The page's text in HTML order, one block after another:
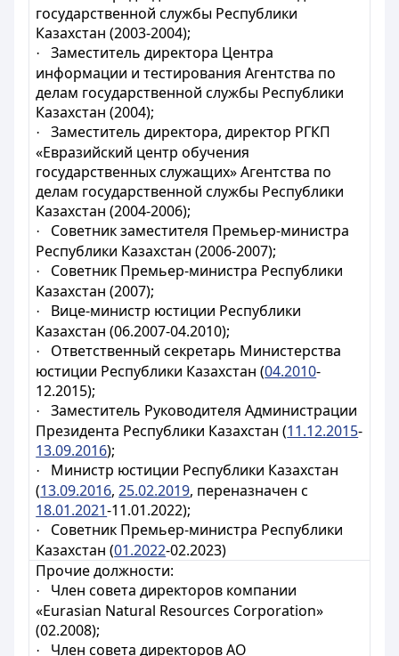
государственной службы Республики
Казахстан (2003-2004);
·
Заместитель директора Центра
информации и тестированияАгентства по
делам государственной службы Республики
Казахстан (2004);
·
Заместитель директора, директор РГКП
«Евразийский центр обучения
государственных служащих»Агентства по
делам государственной службы Республики
Казахстан (2004-2006);
·
Советник заместителя Премьер-министра
Республики Казахстан(2006-2007);
·
Советник Премьер-министра Республики
Казахстан (2007);
· Вице-министр юстиции Республики
Казахстан (06.2007-04.2010);
·
Ответственный секретарь Министерства
юстиции Республики Казахстан (04.2010-
12.2015);
·
Заместитель Руководителя Администрации
Президента Республики Казахстан (11.12.2015-
13.09.2016);
·
Министр юстиции Республики Казахстан
(13.09.2016,25.02.2019, переназначен с
18.01.2021-11.01.2022);
·
Советник Премьер-министра Республики
Казахстан (01.2022-02.2023)
Прочие должности:
·
Член совета директоров компании
«Eurasian Natural Resources Corporation»
(02.2008);
·
Член совета директоров АО